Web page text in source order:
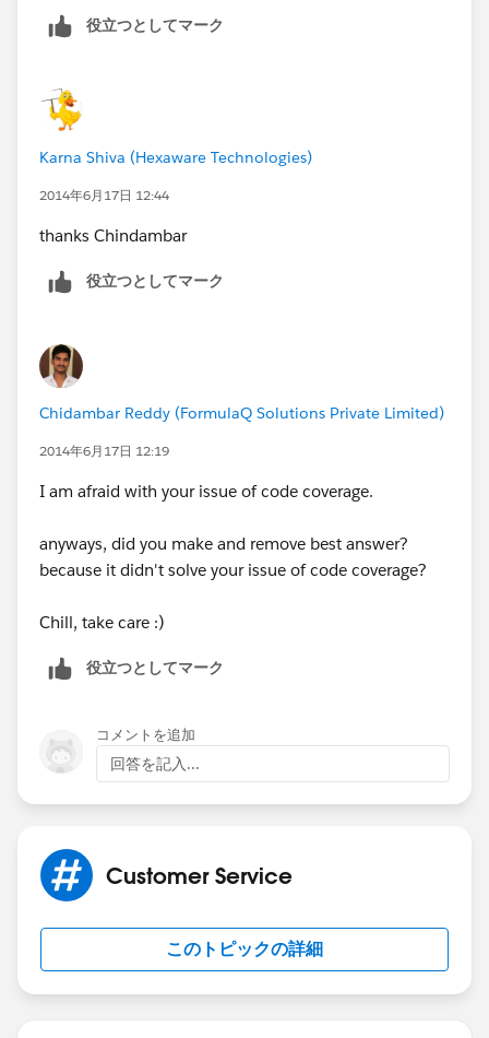
役立つとしてマーク
Karna Shiva (Hexaware Technologies)
2014年6月17日 12:44
thanks Chindambar
役立つとしてマーク
Chidambar Reddy (FormulaQ Solutions Private Limited)
2014年6月17日 12:19
I am afraid with your issue of code coverage.
anyways, did you make and remove best answer?
because it didn't solve your issue of code coverage?
Chill, take care :)
役立つとしてマーク
コメントを追加
回答を記入...
Customer Service
このトピックの詳細